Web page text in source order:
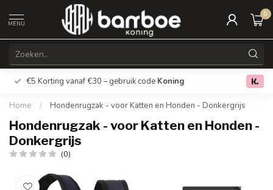
MENU
0
€5 Korting vanaf €30 – gebruik code Koning Gratis
Home / Hondenrugzak - voor Katten en Honden - Donkergrijs
Hondenrugzak - voor Katten en Honden -
Donkergrijs
(0)